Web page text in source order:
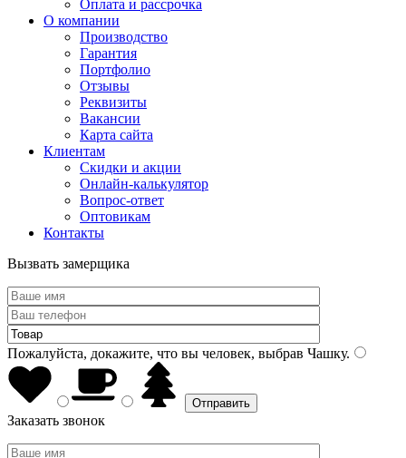
Оплата и рассрочка
О компании
Производство
Гарантия
Портфолио
Отзывы
Реквизиты
Вакансии
Карта сайта
Клиентам
Скидки и акции
Онлайн-калькулятор
Вопрос-ответ
Оптовикам
Контакты
Вызвать замерщика
Пожалуйста, докажите, что вы человек, выбрав Чашку.
Заказать звонок